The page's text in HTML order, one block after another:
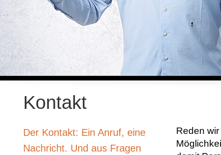
Kontakt
Der Kontakt: Ein Anruf, eine
Nachricht. Und aus Fragen
Reden